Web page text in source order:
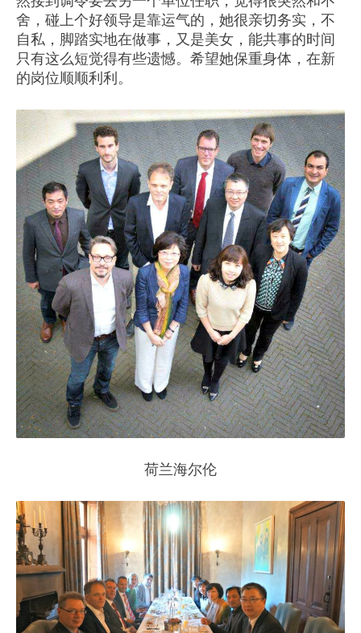
舍，碰上个好领导是靠运气的，她很亲切务实，不
自私，脚踏实地在做事，又是美女，能共事的时间
只有这么短觉得有些遗憾。希望她保重身体，在新
的岗位顺顺利利。
荷兰海尔伦